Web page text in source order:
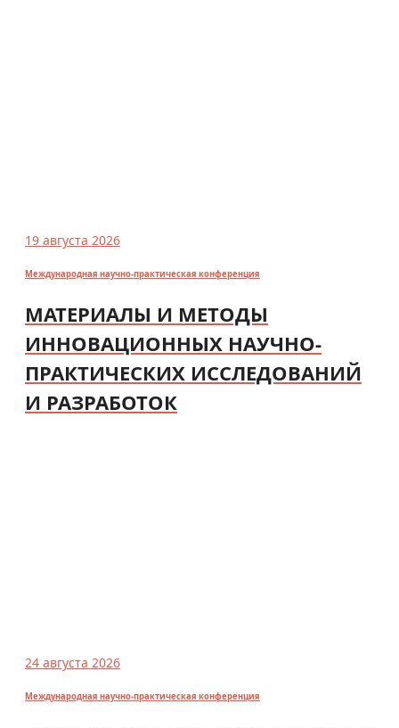
19 августа 2026
Международная научно-практическая конференция
МАТЕРИАЛЫ И МЕТОДЫ
ИННОВАЦИОННЫХ НАУЧНО-
ПРАКТИЧЕСКИХ ИССЛЕДОВАНИЙ
И РАЗРАБОТОК
24 августа 2026
Международная научно-практическая конференция